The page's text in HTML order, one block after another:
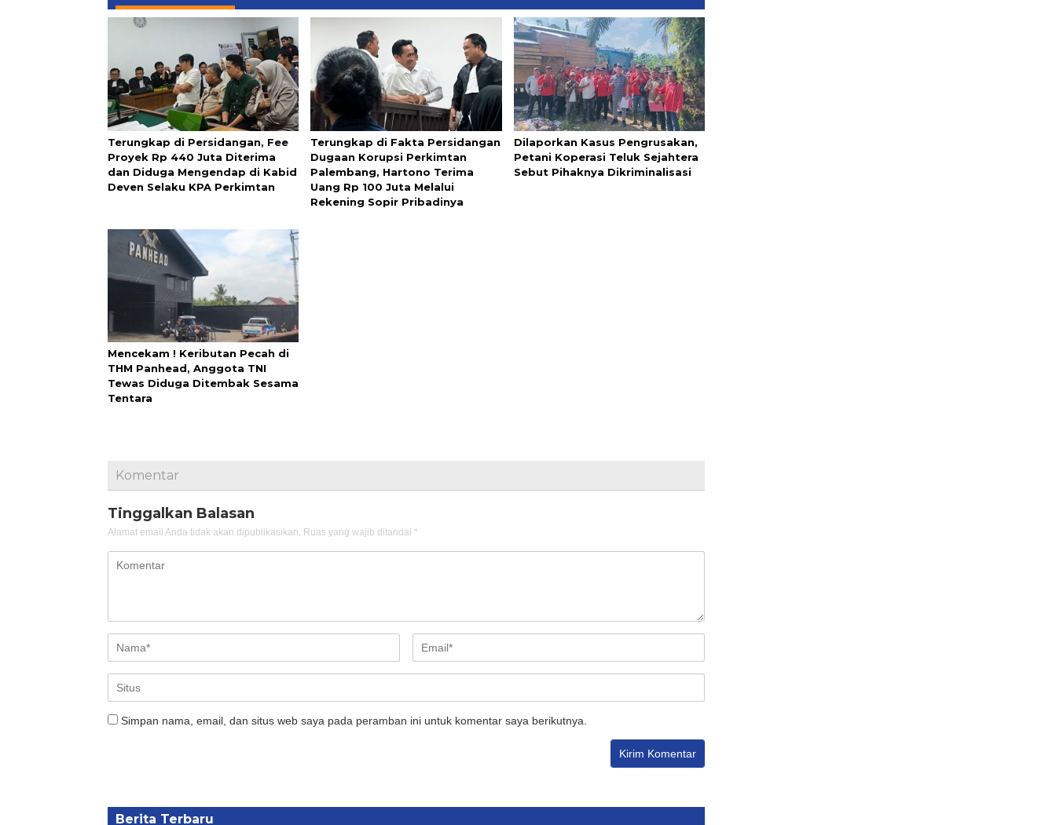
Terungkap di Persidangan, Fee
Proyek Rp 440 Juta Diterima
dan Diduga Mengendap di Kabid
Deven Selaku KPA Perkimtan
Terungkap di Fakta Persidangan
Dugaan Korupsi Perkimtan
Palembang, Hartono Terima
Uang Rp 100 Juta Melalui
Rekening Sopir Pribadinya
Dilaporkan Kasus Pengrusakan,
Petani Koperasi Teluk Sejahtera
Sebut Pihaknya Dikriminalisasi
Mencekam ! Keributan Pecah di
THM Panhead, Anggota TNI
Tewas Diduga Ditembak Sesama
Tentara‎
Komentar
Tinggalkan Balasan
Alamat email Anda tidak akan dipublikasikan. Ruas yang wajib ditandai *
Simpan nama, email, dan situs web saya pada peramban ini untuk komentar saya berikutnya.
Berita Terbaru